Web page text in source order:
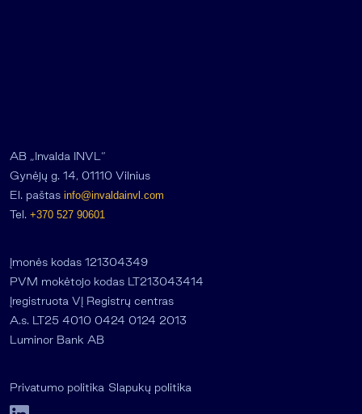
AB „Invalda INVL“
Gynėjų g. 14, 01110 Vilnius
El. paštas info@invaldainvl.com
Tel. +370 527 90601
Įmonės kodas 121304349
PVM mokėtojo kodas LT213043414
Įregistruota VĮ Registrų centras
A.s. LT25 4010 0424 0124 2013
Luminor Bank AB
Privatumo politika Slapukų politika